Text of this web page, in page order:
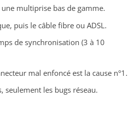
multiprise bas de gamme.
puis le câble fibre ou ADSL.
de synchronisation (3 à 10
mal enfoncé est la cause n°1.
seulement les bugs réseau.